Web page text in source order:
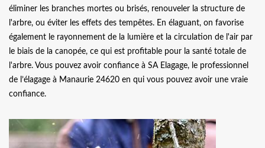
éliminer les branches mortes ou brisés, renouveler la structure de
l'arbre, ou éviter les effets des tempêtes. En élaguant, on favorise
également le rayonnement de la lumière et la circulation de l'air par
le biais de la canopée, ce qui est profitable pour la santé totale de
l'arbre. Vous pouvez avoir confiance à SA Elagage, le professionnel
de l’élagage à Manaurie 24620 en qui vous pouvez avoir une vraie
confiance.